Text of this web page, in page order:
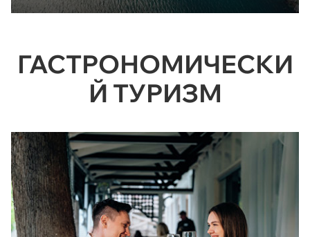
ГАСТРОНОМИЧЕСКИ
Й ТУРИЗМ